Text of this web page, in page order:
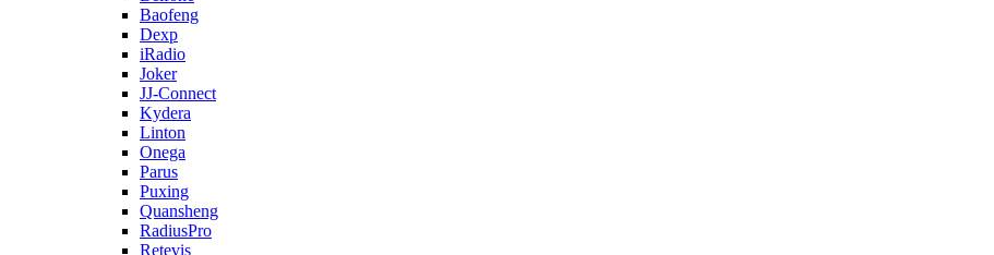
Baofeng
Dexp
iRadio
Joker
JJ-Connect
Kydera
Linton
Onega
Parus
Puxing
Quansheng
RadiusPro
Retevis